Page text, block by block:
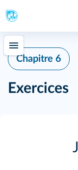
Chapitre 6
Exercices